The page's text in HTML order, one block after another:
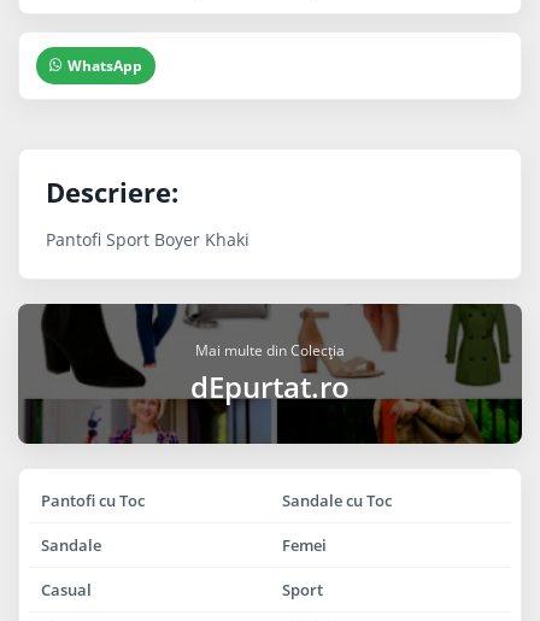
WhatsApp
Descriere:
Pantofi Sport Boyer Khaki
Mai multe din Colecția
dEpurtat.ro
Pantofi cu Toc Sandale cu Toc
Sandale Femei
Casual Sport